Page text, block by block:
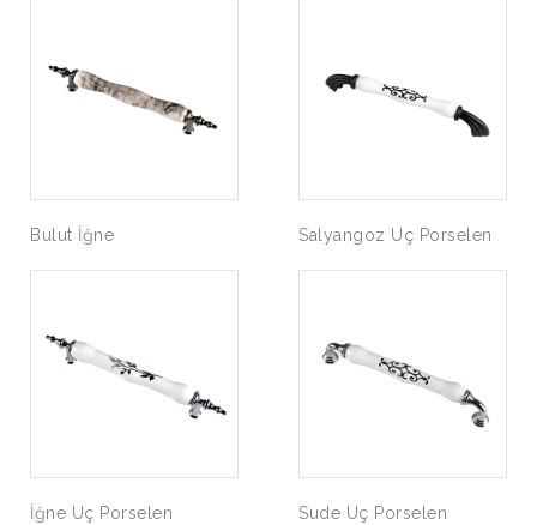
Bulut İğne Salyangoz Uç Porselen
İğne Uç Porselen Sude Uç Porselen